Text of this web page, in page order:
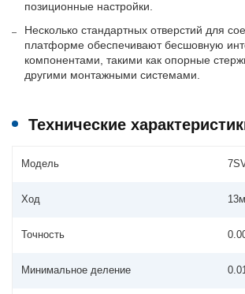
позиционные настройки.
Несколько стандартных отверстий для
платформе обеспечивают бесшовную
компонентами, такими как опорные
другими монтажными системами.
Технические
Модель
Ход
Точность
Минимальное деление